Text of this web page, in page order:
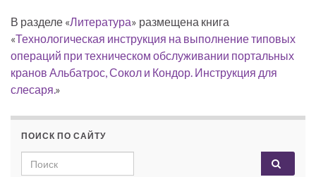
В разделе «Литература» размещена книга
«Технологическая инструкция на выполнение типовых
операций при техническом обслуживании портальных
кранов Альбатрос, Сокол и Кондор. Инструкция для
слесаря.»
ПОИСК ПО САЙТУ
Search for: